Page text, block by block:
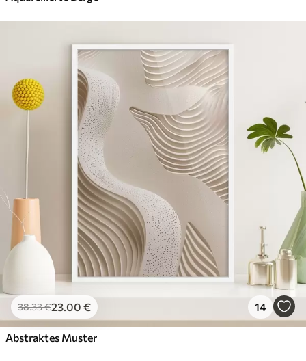
38.33€23.00 € 14
Abstraktes Muster